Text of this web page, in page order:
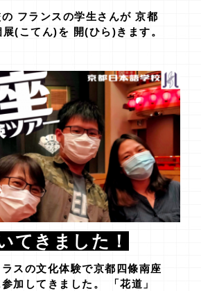
フランスの学生さんが 京都
(こてん)を 開(ひら)きます。
てきました！
スの文化体験で京都四條南座
加してきました。 「花道」